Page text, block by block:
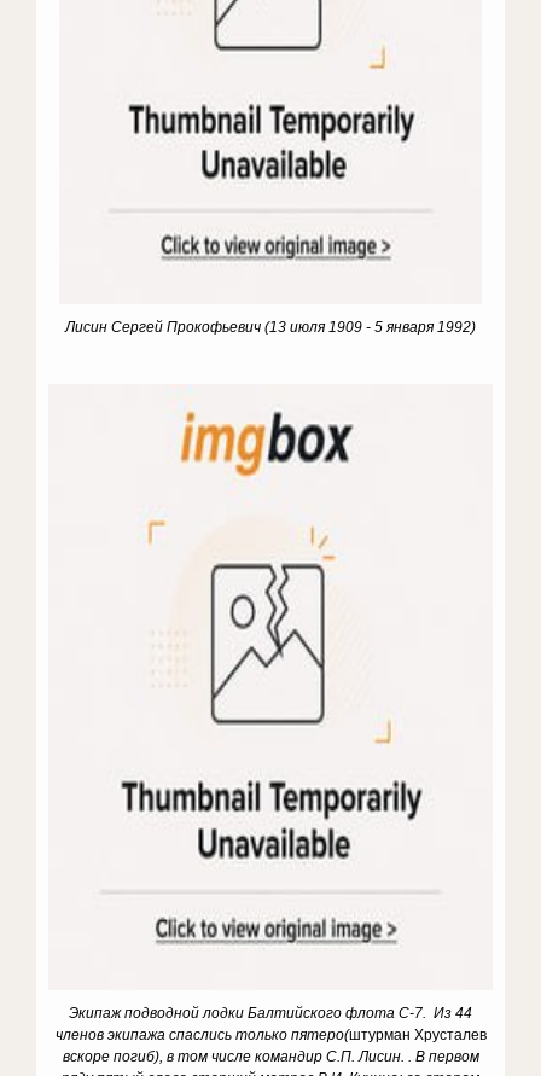
Лисин Сергей Прокофьевич (13 июля 1909 - 5 января 1992)
Экипаж подводной лодки Балтийского флота С-7. Из 44
членов экипажа спаслись только пятеро(штурман Хрусталев
вскоре погиб), в том числе командир С.П. Лисин. . В первом